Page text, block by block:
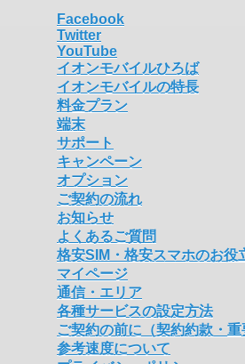
Facebook
Twitter
YouTube
イオンモバイルひろば
イオンモバイルの特長
料金プラン
端末
サポート
キャンペーン
オプション
ご契約の流れ
お知らせ
よくあるご質問
格安SIM・格安スマホのお役
マイページ
通信・エリア
各種サービスの設定方法
ご契約の前に（契約約款・重
参考速度について